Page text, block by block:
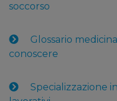
soccorso
Glossario
conoscere
Specializzazione